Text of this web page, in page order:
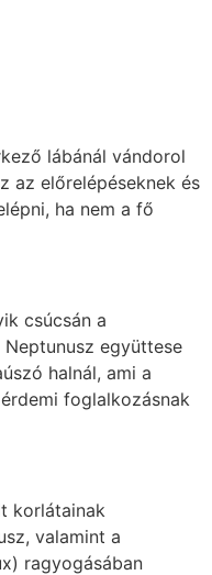
lábánál vándorol
az előrelépéseknek és
ha nem a fő
csúcsán a
Neptunusz együttese
halnál, ami a
foglalkozásnak
korlátainak
valamint a
ragyogásában